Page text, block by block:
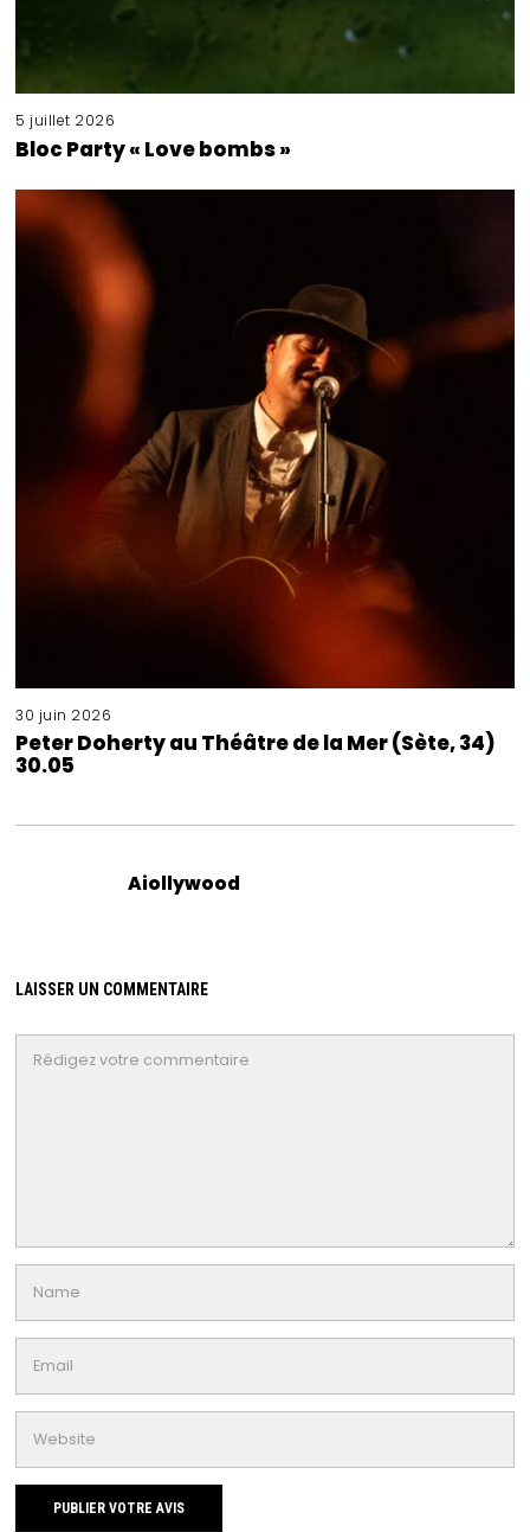
5 juillet 2026
Bloc Party « Love bombs »
30 juin 2026
Peter Doherty au Théâtre de la Mer (Sète, 34)
30.05
Aiollywood
LAISSER UN COMMENTAIRE